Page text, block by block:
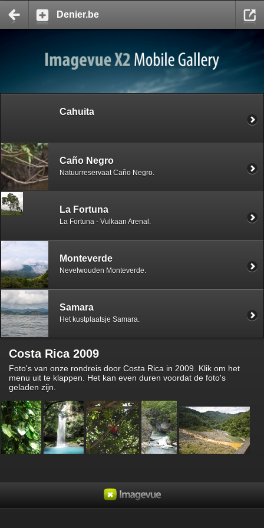
Denier.be
Cahuita
Caño Negro
Natuurreservaat Caño Negro.
La Fortuna
La Fortuna - Vulkaan Arenal.
Monteverde
Nevelwouden Monteverde.
Samara
Het kustplaatsje Samara.
Costa Rica 2009
Foto's van onze rondreis door Costa Rica in 2009. Klik om het
menu uit te klappen. Het kan even duren voordat de foto's
geladen zijn.